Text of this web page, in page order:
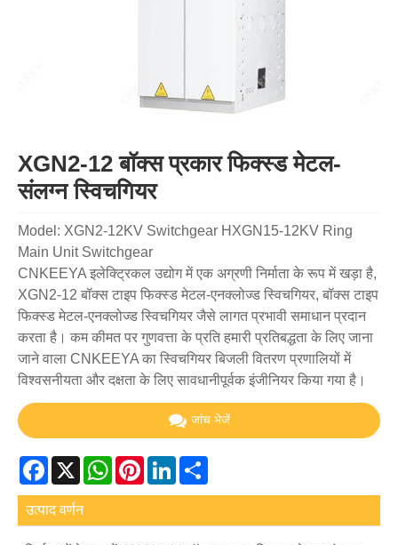
XGN2-12 बॉक्स प्रकार फिक्स्ड मेटल-
संलग्न स्विचगियर
Model: XGN2-12KV Switchgear HXGN15-12KV Ring
Main Unit Switchgear
CNKEEYA इलेक्ट्रिकल उद्योग में एक अग्रणी निर्माता के रूप में खड़ा है,
XGN2-12 बॉक्स टाइप फिक्स्ड मेटल-एनक्लोज्ड स्विचगियर, बॉक्स टाइप
फिक्स्ड मेटल-एनक्लोज्ड स्विचगियर जैसे लागत प्रभावी समाधान प्रदान
करता है। कम कीमत पर गुणवत्ता के प्रति हमारी प्रतिबद्धता के लिए जाना
जाने वाला CNKEEYA का स्विचगियर बिजली वितरण प्रणालियों में
विश्वसनीयता और दक्षता के लिए सावधानीपूर्वक इंजीनियर किया गया है।
जांच भेजें
Facebook
X WhatsApp
PinterestLinkedIn
उत्पाद वर्णन